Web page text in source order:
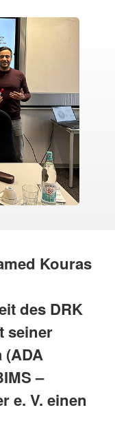
Kouras
des DRK
seiner
(ADA
–
e. V. einen